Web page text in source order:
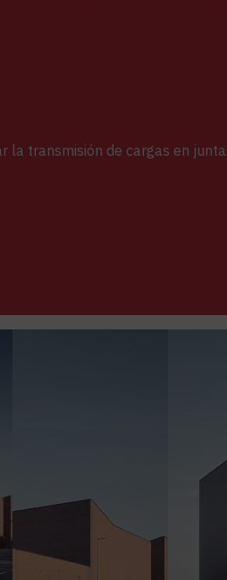
la transmisión de cargas en